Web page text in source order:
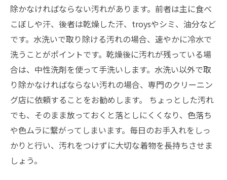
除かなければならない汚れがあります。前者は主に食べ
こぼしや汗、後者は乾燥した汗、troysやシミ、油分など
です。水洗いで取り除ける汚れの場合、速やかに冷水で
洗うことがポイントです。乾燥後に汚れが残っている場
合は、中性洗剤を使って手洗いします。水洗い以外で取
り除かなければならない汚れの場合、専門のクリーニン
グ店に依頼することをお勧めします。 ちょっとした汚れ
でも、そのまま放っておくと落としにくくなり、色落ち
や色ムラに繋がってしまいます。毎日のお手入れをしっ
かりと行い、汚れをつけずに大切な着物を長持ちさせま
しょう。